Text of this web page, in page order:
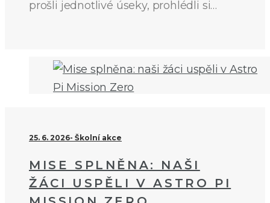
prošli jednotlivé úseky, prohlédli si…
25. 6. 2026 Školní akce
MISE SPLNĚNA: NAŠI
ŽÁCI USPĚLI V ASTRO PI